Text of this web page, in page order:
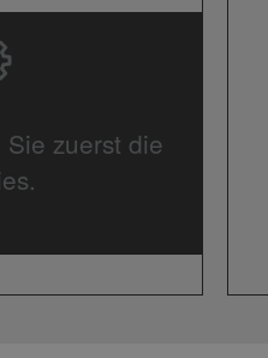
zuerst die